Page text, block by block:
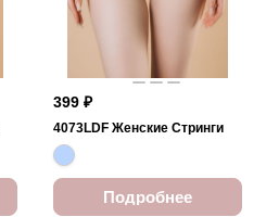
399 ₽
4073LDF Женские Стринги
Подробнее